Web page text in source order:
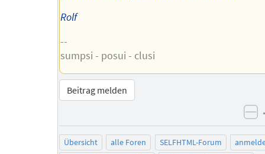
Rolf
--
sumpsi - posui - clusi
Beitrag melden
Übersicht alle Foren SELFHTML-Forum